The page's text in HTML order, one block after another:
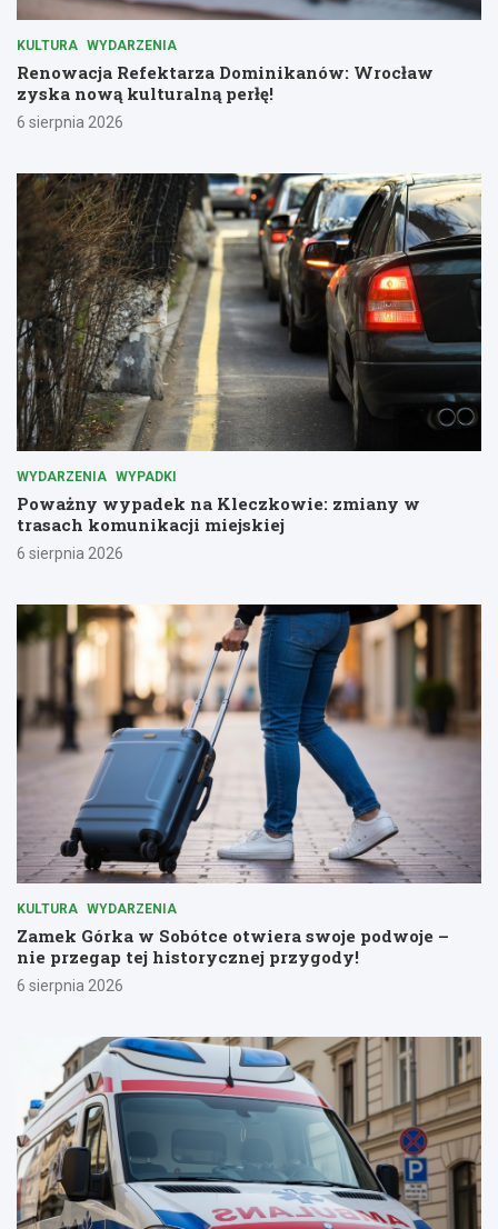
KULTURA WYDARZENIA
Renowacja Refektarza Dominikanów: Wrocław
zyska nową kulturalną perłę!
6 sierpnia 2026
WYDARZENIA WYPADKI
Poważny wypadek na Kleczkowie: zmiany w
trasach komunikacji miejskiej
6 sierpnia 2026
KULTURA WYDARZENIA
Zamek Górka w Sobótce otwiera swoje podwoje –
nie przegap tej historycznej przygody!
6 sierpnia 2026